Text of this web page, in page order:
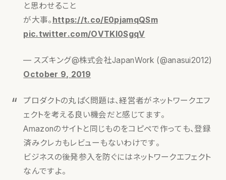
と思わせること
が大事。 https://t.co/E0pjamqQSm
pic.twitter.com/OVTKl0SgqV
— スズキング@株式会社JapanWork (@anasui2012)
October 9, 2019
プロダクトの丸ぱく問題は、経営者がネットワークエフ
ェクトを考える良い機会だと感じてます。
Amazonのサイトと同じものをコピペで作っても、登録
済みクレカもレビューもないわけです。
ビジネスの後発参入を防ぐにはネットワークエフェクト
なんですよ。